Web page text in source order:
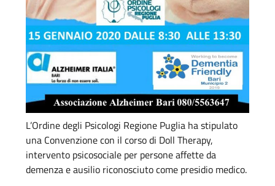
L’Ordine degli Psicologi Regione Puglia ha stipulato
una Convenzione con il corso di Doll Therapy,
intervento psicosociale per persone affette da
demenza e ausilio riconosciuto come presidio medico.